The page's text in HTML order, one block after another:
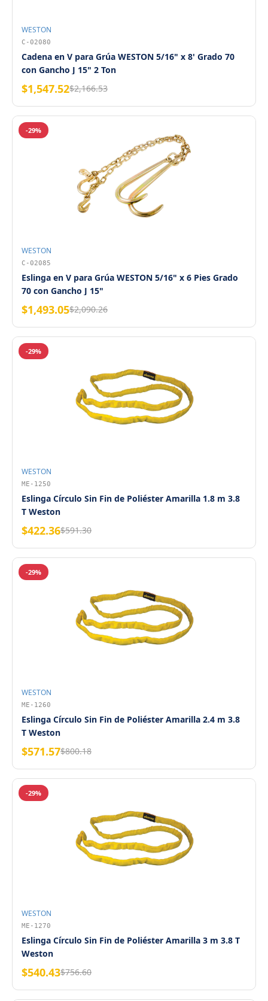
WESTON
C-02080
Cadena en V para Grúa WESTON 5/16" x 8' Grado 70
con Gancho J 15" 2 Ton
$1,547.52$2,166.53
-29%
WESTON
C-02085
Eslinga en V para Grúa WESTON 5/16" x 6 Pies Grado
70 con Gancho J 15"
$1,493.05$2,090.26
-29%
WESTON
ME-1250
Eslinga Círculo Sin Fin de Poliéster Amarilla 1.8 m 3.8
T Weston
$422.36$591.30
-29%
WESTON
ME-1260
Eslinga Círculo Sin Fin de Poliéster Amarilla 2.4 m 3.8
T Weston
$571.57$800.18
-29%
WESTON
ME-1270
Eslinga Círculo Sin Fin de Poliéster Amarilla 3 m 3.8 T
Weston
$540.43$756.60